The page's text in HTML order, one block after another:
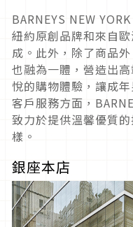
BARNEYS NEW
紐約原創品牌和來自
成。此外，除了商品
也融為一體，營造出
悅的購物體驗，讓成
客戶服務方面，
致力於提供溫馨優質
樣。
銀座本店